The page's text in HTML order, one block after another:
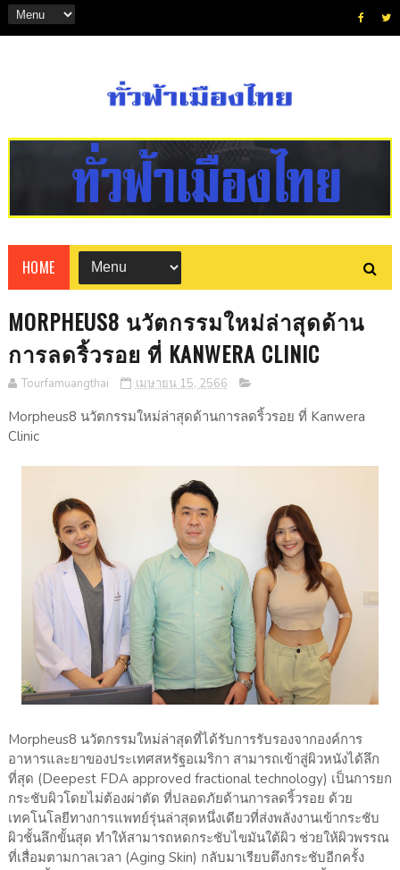
HOME
MORPHEUS8 นวัตกรรมใหม่ล่าสุดด้าน
การลดริ้วรอย ที่ KANWERA CLINIC
Tourfamuangthai เมษายน 15, 2566
Morpheus8 นวัตกรรมใหม่ล่าสุดด้านการลดริ้วรอย ที่ Kanwera
Clinic
Morpheus8 นวัตกรรมใหม่ล่าสุดที่ได้รับการรับรองจากองค์การ
อาหารและยาของประเทศสหรัฐอเมริกา สามารถเข้าสู่ผิวหนังได้ลึก
ที่สุด (Deepest FDA approved fractional technology) เป็นการยก
กระชับผิวโดยไม่ต้องผ่าตัด ที่ปลอดภัยด้านการลดริ้วรอย ด้วย
เทคโนโลยีทางการแพทย์รุ่นล่าสุดหนึ่งเดียวที่ส่งพลังงานเข้ากระชับ
ผิวชั้นลึกขั้นสุด ทำให้สามารถหดกระชับไขมันใต้ผิว ช่วยให้ผิวพรรณ
ที่เสื่อมตามกาลเวลา (Aging Skin) กลับมาเรียบตึงกระชับอีกครั้ง